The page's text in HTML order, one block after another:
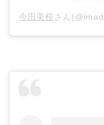
今田美桜 さん